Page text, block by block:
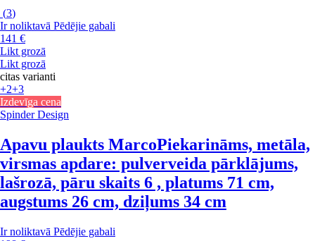
(3)
Ir noliktavā Pēdējie gabali
141 €
Likt grozā
Likt grozā
citas varianti
+2+3
Izdevīga cena
Spinder Design
Apavu plaukts MarcoPiekarināms, metāla,
virsmas apdare: pulverveida pārklājums,
lašrozā, pāru skaits 6 , platums 71 cm,
augstums 26 cm, dziļums 34 cm
Ir noliktavā Pēdējie gabali